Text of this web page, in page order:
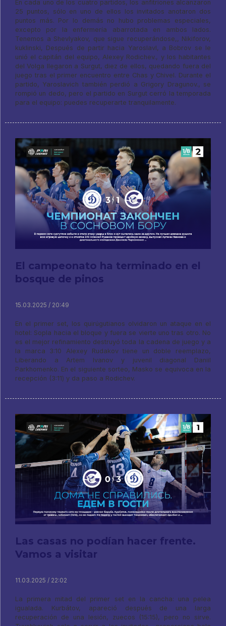
En cada uno de los cuatro partidos, los anfitriones alcanzaron
25 puntos, sólo en uno de ellos los invitados anotaron dos
puntos más. Por lo demás no hubo problemas especiales,
excepto por la enfermería abarrotada en ambos lados.
Tenemos a Shevlyakov, que sigue recuperándose,, Nikiforov,
kuklinski, Después de partir hacia Yaroslavl, a Bobrov se le
unió el capitán del equipo, Alexey Rodichev., y los habitantes
del Volga llegaron a Surgut, diez de ellos, quedando fuera del
juego tras el primer encuentro entre Chas y Chivel. Durante el
partido, Yaroslavich también perdió a Grigory Dragunov., se
rompió un dedo, pero el partido en Surgut cerró la temporada
para el equipo: puedes recuperarte tranquilamente.
El campeonato ha terminado en el
bosque de pinos
15.03.2025 / 20:49
En el primer set, los quirúgutianos olvidaron un ataque en el
hotel: Sopla hacia el bloque y fuera se vierte uno tras otro. No
es el mejor refinamiento destruyó toda la cadena de juego y a
la marca 3:10 Alexey Rudakov tiene un doble reemplazo,
Liberando a Artem Ivanov y juvenil diagonal Daniil
Parkhomenko. En el siguiente sorteo, Masko se equivoca en la
recepción (3:11) y da paso a Rodichev.
Las casas no podían hacer frente.
Vamos a visitar
11.03.2025 / 22:02
La primera mitad del primer set en la cancha: una pelea
igualada. Kurbátov, apareció después de una larga
recuperación de una lesión, zuecos (15:15), pero no sirve.